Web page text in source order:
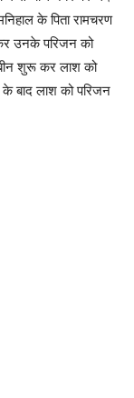
के पिता रामचरण
उनके परिजन को
शुरू कर लाश को
के बाद लाश को परिजन